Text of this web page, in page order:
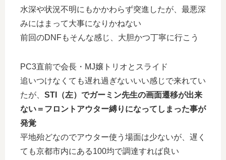
水深や状況不明にもかかわらず突進したが、最悪深
みにはまって大事になりかねない
前回のDNFもそんな感じ、大胆かつ丁寧に行こう
PC3直前で会長・MJ嬢トリオとスライド
追いつけなくても遅れ過ぎないいい感じで来れてい
たが、 STI（左）でガーミン先生の画面遷移が出来
ない＝フロントアウター縛りになってしまった事が
発覚
平地殆どなのでアウター使う場面は少ないが、遅く
ても京都市内にある100均で調達すれば良い